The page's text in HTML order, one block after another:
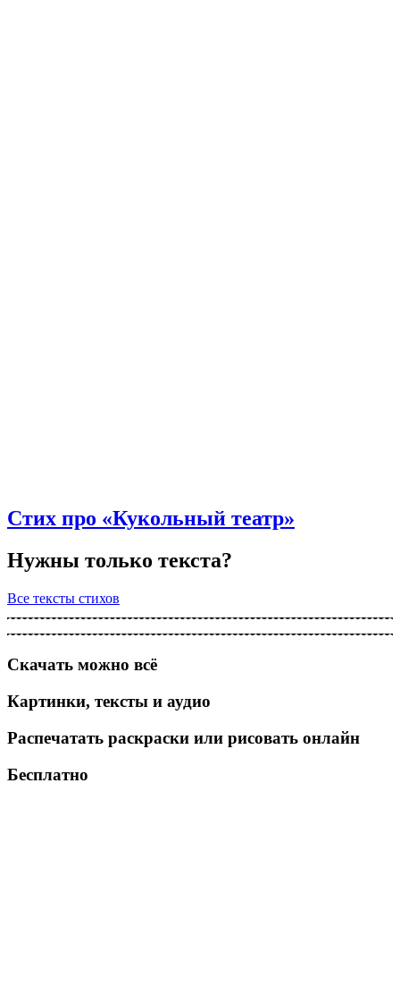
Стих про «Кукольный театр»
Нужны только текста?
Все тексты стихов
Скачать можно всё
Картинки, тексты и аудио
Распечатать раскраски или рисовать онлайн
Бесплатно